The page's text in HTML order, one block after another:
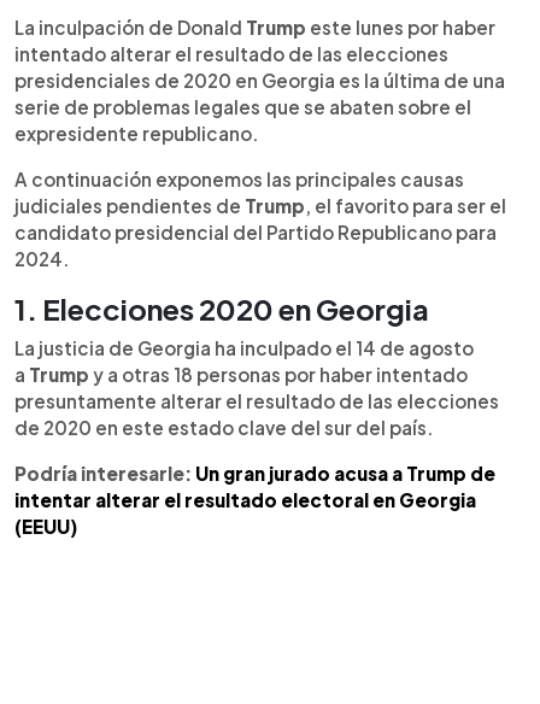
► Escuchar artículo
La inculpación de Donald Trump este lunes por haber
intentado alterar el resultado de las elecciones
presidenciales de 2020 en Georgia es la última de una
serie de problemas legales que se abaten sobre el
expresidente republicano.
A continuación exponemos las principales causas
judiciales pendientes de Trump, el favorito para ser el
candidato presidencial del Partido Republicano para
2024.
1. Elecciones 2020 en Georgia
La justicia de Georgia ha inculpado el 14 de agosto
a Trump y a otras 18 personas por haber intentado
presuntamente alterar el resultado de las elecciones
de 2020 en este estado clave del sur del país.
Podría interesarle: Un gran jurado acusa a Trump de
intentar alterar el resultado electoral en Georgia
(EEUU)